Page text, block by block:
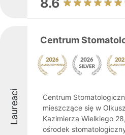
8.6
Laureaci
Centrum
Centrum
mieszczące się w
Kazimierza Wielkiego
ośrodek